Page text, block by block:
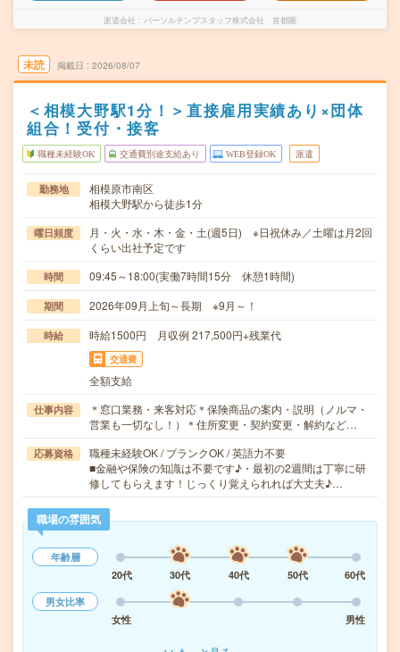
派遣会社 パーソルテンプスタッフ株式会社 首都圏
未読 掲載日 2026/08/07
＜相模大野駅1分！＞直接雇用実績あり×団体
組合！受付・接客
職種未経験OK 交通費別途支給あり WEB登録OK 派遣
勤務地
相模原市南区
相模大野駅から徒歩1分
曜日頻度
月・火・水・木・金・土(週5日) ※日祝休み／土曜は月2回
くらい出社予定です
時間 09:45～18:00(実働7時間15分 休憩1時間)
期間 2026年09月上旬～長期 ※9月～！
時給 時給1500円 月収例 217,500円+残業代
交通費
全額支給
仕事内容
＊窓口業務・来客対応＊保険商品の案内・説明（ノルマ・
営業も一切なし！）＊住所変更・契約変更・解約など…
応募資格
職種未経験OK / ブランクOK / 英語力不要
■金融や保険の知識は不要です♪・最初の2週間は丁寧に研
修してもらえます！じっくり覚えられれば大丈夫♪…
職場の雰囲気
年齢層
20代
30代 40代 50代
60代
男女比率
女性
男性